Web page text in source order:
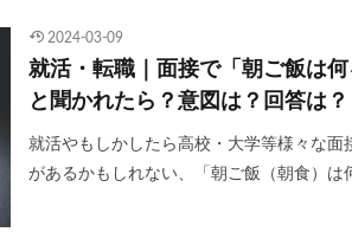
2024-03-09
就活・転職｜面接で「朝ご飯は何
と聞かれたら？意図は？回答は？
就活やもしかしたら高校・大学等様々な面
があるかもしれない、「朝ご飯（朝食）は